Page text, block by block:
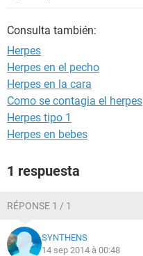
Consulta también:
Herpes
Herpes en el pecho
Herpes en la cara
Como se contagia el herpes
Herpes tipo 1
Herpes en bebes
1 respuesta
RÉPONSE 1 / 1
SYNTHENS
14 sep 2014 à 00:48